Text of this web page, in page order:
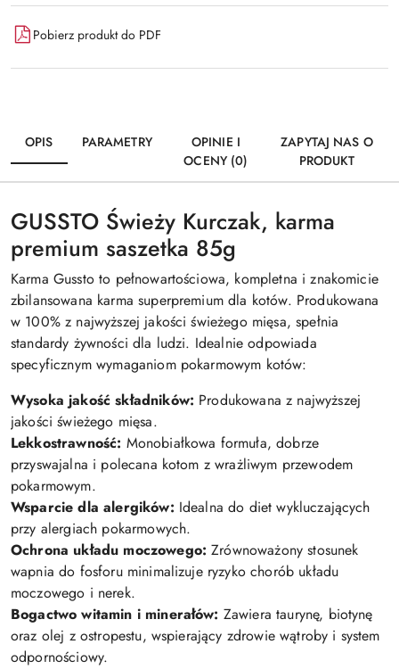
Pobierz produkt do PDF
OPIS PARAMETRY
OPINIE I
OCENY (0)
ZAPYTAJ NAS O
PRODUKT
GUSSTO Świeży Kurczak, karma
premium saszetka 85g
Karma Gussto to pełnowartościowa, kompletna i znakomicie
zbilansowana karma superpremium dla kotów. Produkowana
w 100% z najwyższej jakości świeżego mięsa, spełnia
standardy żywności dla ludzi. Idealnie odpowiada
specyficznym wymaganiom pokarmowym kotów:
Wysoka jakość składników: Produkowana z najwyższej
jakości świeżego mięsa.
Lekkostrawność: Monobiałkowa formuła, dobrze
przyswajalna i polecana kotom z wrażliwym przewodem
pokarmowym.
Wsparcie dla alergików: Idealna do diet wykluczających
przy alergiach pokarmowych.
Ochrona układu moczowego: Zrównoważony stosunek
wapnia do fosforu minimalizuje ryzyko chorób układu
moczowego i nerek.
Bogactwo witamin i minerałów: Zawiera taurynę, biotynę
oraz olej z ostropestu, wspierający zdrowie wątroby i system
odpornościowy.